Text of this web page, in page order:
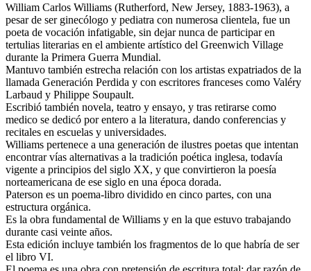
William Carlos Williams (Rutherford, New Jersey, 1883-1963), a
pesar de ser ginecólogo y pediatra con numerosa clientela, fue un
poeta de vocación infatigable, sin dejar nunca de participar en
tertulias literarias en el ambiente artístico del Greenwich Village
durante la Primera Guerra Mundial.
Mantuvo también estrecha relación con los artistas expatriados de la
llamada Generación Perdida y con escritores franceses como Valéry
Larbaud y Philippe Soupault.
Escribió también novela, teatro y ensayo, y tras retirarse como
medico se dedicó por entero a la literatura, dando conferencias y
recitales en escuelas y universidades.
Williams pertenece a una generación de ilustres poetas que intentan
encontrar vías alternativas a la tradición poética inglesa, todavía
vigente a principios del siglo XX, y que convirtieron la poesía
norteamericana de ese siglo en una época dorada.
Paterson es un poema-libro dividido en cinco partes, con una
estructura orgánica.
Es la obra fundamental de Williams y en la que estuvo trabajando
durante casi veinte años.
Esta edición incluye también los fragmentos de lo que habría de ser
el libro VI.